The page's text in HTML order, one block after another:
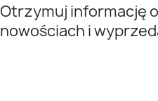
Otrzymuj informację o
nowościach i